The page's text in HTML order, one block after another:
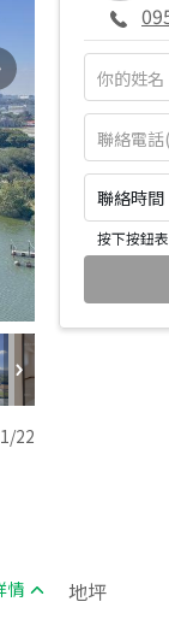
1/22
聯絡時
按下按鈕
情 地坪